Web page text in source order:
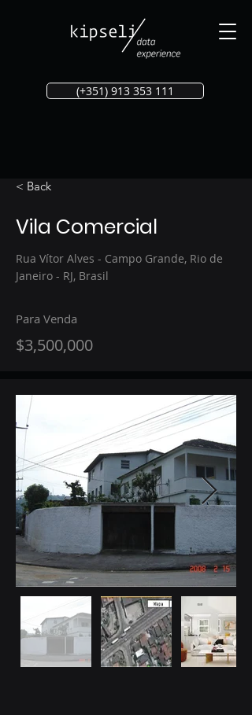
(+351) 913 353 111
< Back
Vila Comercial
Rua Vítor Alves - Campo Grande, Rio de
Janeiro - RJ, Brasil
Para Venda
$3,500,000